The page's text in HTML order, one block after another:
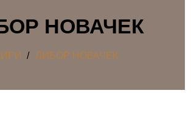
НОВАЧЕК
/ ЛИБОР НОВАЧЕК